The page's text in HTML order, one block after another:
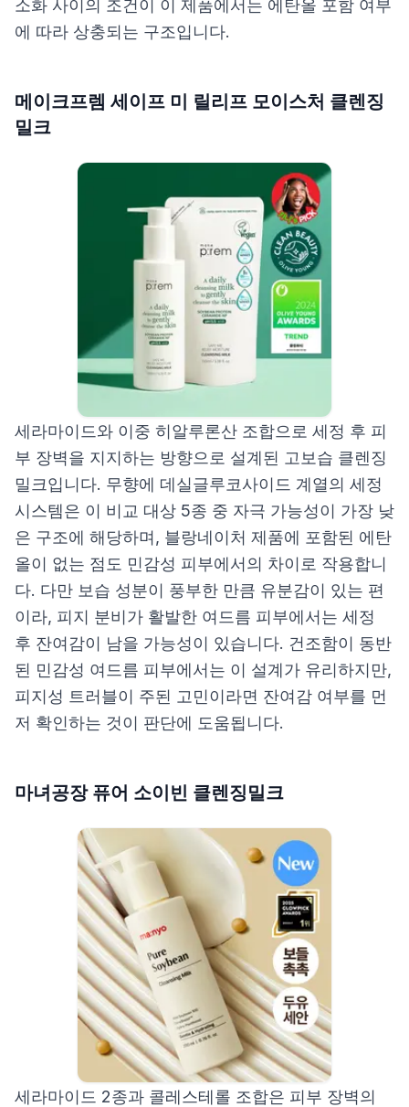
소화 사이의 조건이 이 제품에서는 에탄올 포함 여부
에 따라 상충되는 구조입니다.
메이크프렘 세이프 미 릴리프 모이스처 클렌징
밀크
세라마이드와 이중 히알루론산 조합으로 세정 후 피
부 장벽을 지지하는 방향으로 설계된 고보습 클렌징
밀크입니다. 무향에 데실글루코사이드 계열의 세정
시스템은 이 비교 대상 5종 중 자극 가능성이 가장 낮
은 구조에 해당하며, 블랑네이처 제품에 포함된 에탄
올이 없는 점도 민감성 피부에서의 차이로 작용합니
다. 다만 보습 성분이 풍부한 만큼 유분감이 있는 편
이라, 피지 분비가 활발한 여드름 피부에서는 세정
후 잔여감이 남을 가능성이 있습니다. 건조함이 동반
된 민감성 여드름 피부에서는 이 설계가 유리하지만,
피지성 트러블이 주된 고민이라면 잔여감 여부를 먼
저 확인하는 것이 판단에 도움됩니다.
마녀공장 퓨어 소이빈 클렌징밀크
세라마이드 2종과 콜레스테롤 조합은 피부 장벽의